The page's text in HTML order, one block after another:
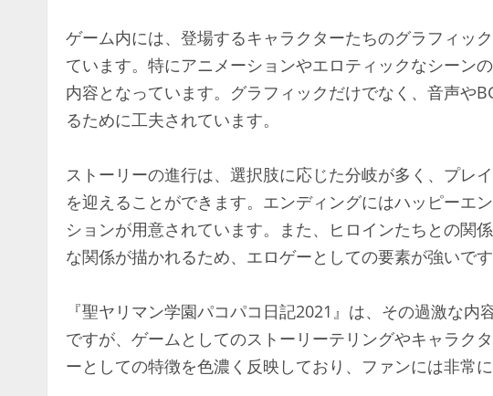
ゲーム内には、登場するキャラクターたちのグラフィッ
ています。特にアニメーションやエロティックなシーン
内容となっています。グラフィックだけでなく、音声や
るために工夫されています。
ストーリーの進行は、選択肢に応じた分岐が多く、プレ
を迎えることができます。エンディングにはハッピーエ
ションが用意されています。また、ヒロインたちとの関
な関係が描かれるため、エロゲーとしての要素が強いです
『聖ヤリマン学園パコパコ日記2021』は、その過激な
ですが、ゲームとしてのストーリーテリングやキャラク
ーとしての特徴を色濃く反映しており、ファンには非常に